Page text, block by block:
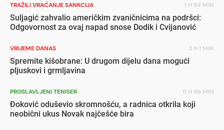
TRAŽILI VRAĆANJE SANKCIJA 1 H 54 MIN
Suljagić zahvalio američkim zvaničnicima na podršci:
Odgovornost za ovaj napad snose Dodik i Cvijanović
VRIJEME DANAS 3 H 1 MIN
Spremite kišobrane: U drugom dijelu dana mogući
pljuskovi i grmljavina
PROSLAVLJENI TENISER 11 H 56 MIN
Đoković oduševio skromnošću, a radnica otkrila koji
neobični ukus Novak najčešće bira